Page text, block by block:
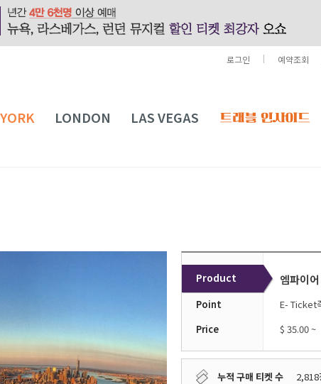
로그인 예약조회
LONDON LAS VEGAS
Product 엠파이
Point
E- Ticket
Price
$ 35.00 ~
누적 구매 티켓 수 2,818